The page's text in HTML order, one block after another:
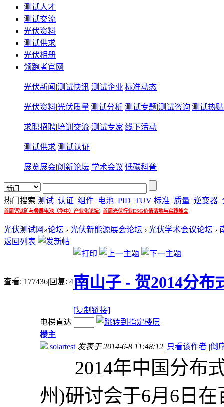
测试人才
测试交流
光伏资料
测试供求
光伏相册
领跑者官网
光伏新闻 |测试快讯 测试企业|标准动态
光伏资料|光伏质量|测试分析 测试专题|测试咨询|测试热贴
求职招聘|培训交流 测试专家|线下活动
测试供求 测试认证
展览展会|创新论坛 学术会议|低碳科普
热门搜索 测试 认证 组件 电池 PID TUV 标准 质量 逆变器
首届钙钛矿与叠层电池（华中）产业化论坛; 首届光伏行业ESG价值落地与实践峰会
光伏测试网 »论坛 › 光伏新能源展会论坛 › 光伏学术会议论坛 ›
返回列表
查看: 177436|回复: 4南山子 - 贺2014分
[复制链接]
电梯直达
楼主
solartest 发表于 2014-6-8 11:48:12 |只看该作者 |倒
2014年中国分布式
州)研讨会于6月6日